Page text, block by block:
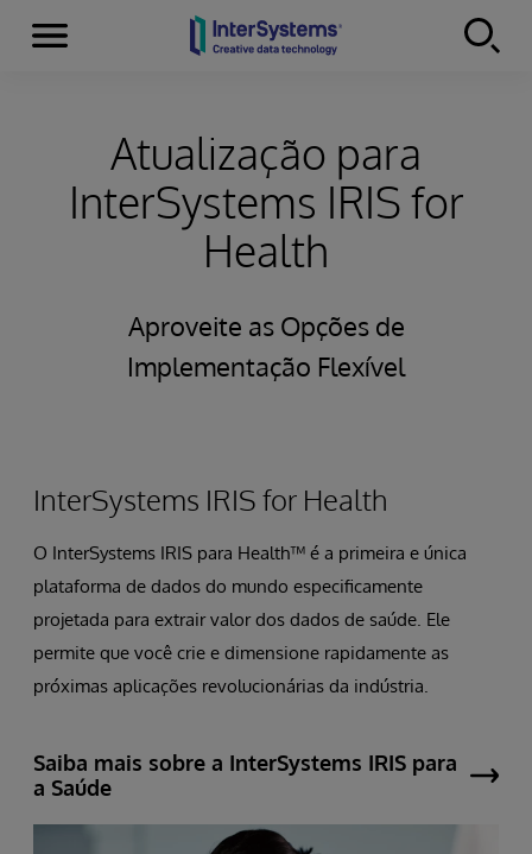
Skip to content
Menu
Atualização para
InterSystems IRIS for
Health
Aproveite as Opções de
Implementação Flexível
InterSystems IRIS for Health
O InterSystems IRIS para Health™ é a primeira e única
plataforma de dados do mundo especificamente
projetada para extrair valor dos dados de saúde. Ele
permite que você crie e dimensione rapidamente as
próximas aplicações revolucionárias da indústria.
Saiba mais sobre a InterSystems IRIS para
a Saúde